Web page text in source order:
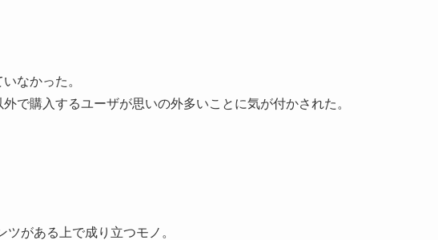
なかった。
で購入するユーザが思いの外多いことに気が付かされた。
がある上で成り立つモノ。